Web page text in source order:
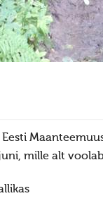
Eesti
mille alt